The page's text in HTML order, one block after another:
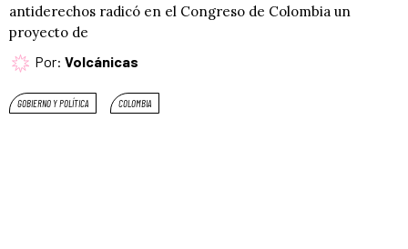
antiderechos radicó en el Congreso de Colombia un
proyecto de
Por: Volcánicas
GOBIERNO Y POLÍTICA COLOMBIA